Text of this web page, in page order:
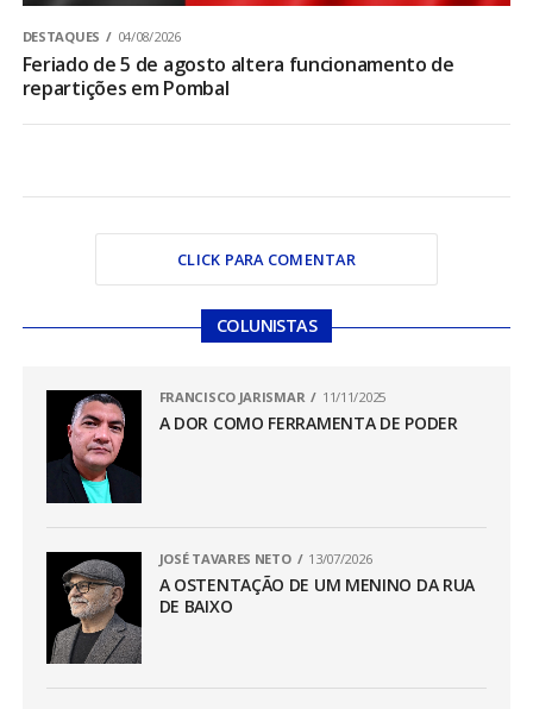
DESTAQUES 04/08/2026
Feriado de 5 de agosto altera funcionamento de
repartições em Pombal
CLICK PARA COMENTAR
COLUNISTAS
FRANCISCO JARISMAR 11/11/2025
A DOR COMO FERRAMENTA DE PODER
JOSÉ TAVARES NETO 13/07/2026
A OSTENTAÇÃO DE UM MENINO DA RUA
DE BAIXO